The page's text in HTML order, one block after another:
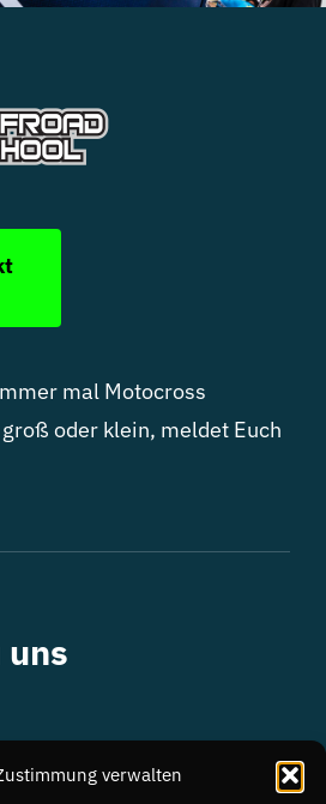
verwalten
mal Motocross
oder klein, meldet Euch